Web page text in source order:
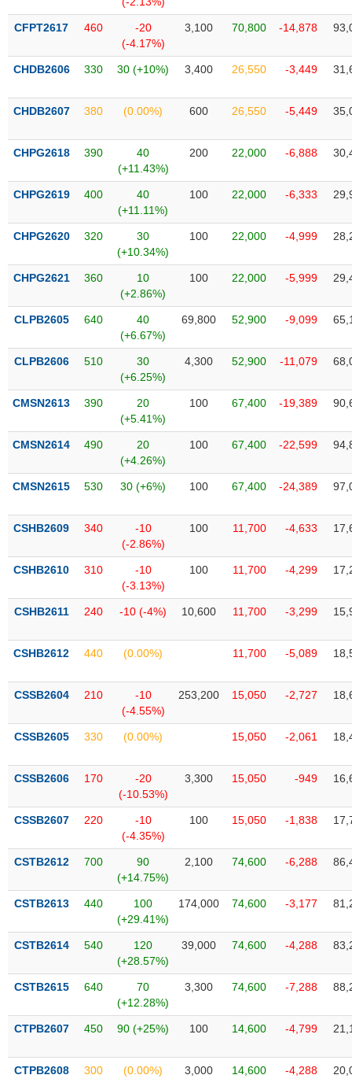
CFPT2617 460
-20
(-4.17%)
3,100 70,800 -14,878
CHDB2606 330 30 (+10%) 3,400 26,550 -3,449
CHDB2607 380 (0.00%) 600 26,550 -5,449
CHPG2618 390
40
(+11.43%)
200 22,000 -6,888
CHPG2619 400
40
(+11.11%)
100 22,000 -6,333
CHPG2620 320
30
(+10.34%)
100 22,000 -4,999
CHPG2621 360
10
(+2.86%)
100 22,000 -5,999
CLPB2605 640
40
(+6.67%)
69,800 52,900 -9,099
CLPB2606 510
30
(+6.25%)
4,300 52,900 -11,079
CMSN2613 390
20
(+5.41%)
100 67,400 -19,389
CMSN2614 490
20
(+4.26%)
100 67,400 -22,599
CMSN2615 530 30 (+6%) 100 67,400 -24,389
CSHB2609 340
-10
(-2.86%)
100 11,700 -4,633
CSHB2610 310
-10
(-3.13%)
100 11,700 -4,299
CSHB2611 240 -10 (-4%) 10,600 11,700 -3,299
CSHB2612 440 (0.00%) 11,700 -5,089
CSSB2604 210
-10
(-4.55%)
253,200 15,050 -2,727
CSSB2605 330 (0.00%) 15,050 -2,061
CSSB2606 170
-20
(-10.53%)
3,300 15,050 -949
CSSB2607 220
-10
(-4.35%)
100 15,050 -1,838
CSTB2612 700
90
(+14.75%)
2,100 74,600 -6,288
CSTB2613 440
100
(+29.41%)
174,000 74,600 -3,177
CSTB2614 540
120
(+28.57%)
39,000 74,600 -4,288
CSTB2615 640
70
(+12.28%)
3,300 74,600 -7,288
CTPB2607 450 90 (+25%) 100 14,600 -4,799
CTPB2608 300 (0.00%) 3,000 14,600 -4,288
SỨC
TÀI
TIN
VỤ
THÔNG
TIỆN
ÍCH
BẤT
SẢN
Mã
chứng
(-)
Cổ phiếu Chỉ số
đạo
(-)
Tất cả Người nội bộ Người liên quan Cổ đông lớn
Tin
tức
của
giả
(-)
phân
tích